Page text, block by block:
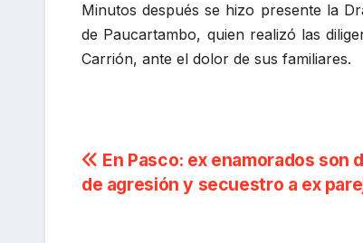
Minutos después se hizo presente la
de Paucartambo, quien realizó las
Carrión, ante el dolor de sus familiares.
Navegación
de
En Pasco: ex enamorados son
de agresión y secuestro a ex